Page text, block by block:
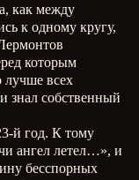
как между
к одному кругу,
которым
лучше всех
знал собственный
й год. К тому
ангел летел…», и
бесспорных